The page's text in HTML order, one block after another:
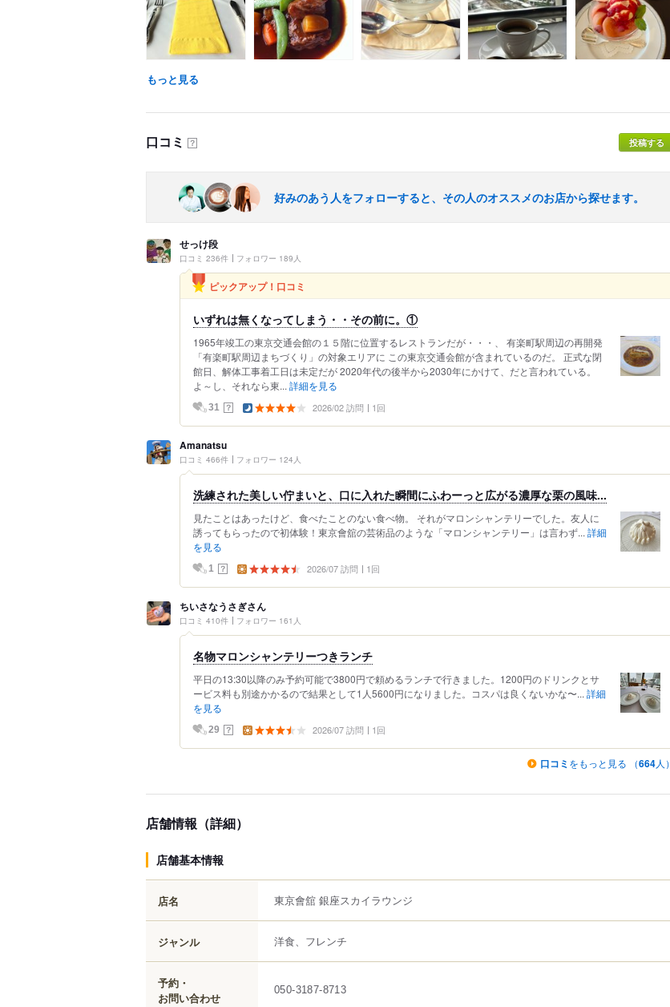
もっと見る
口コミ ？ 投稿する
好みのあう人をフォローすると、その人のオススメのお店から探せます。
せっけ段
口コミ 236件 フォロワー 189人
ピックアップ！口コミ
いずれは無くなってしまう・・その前に。①
1965年竣工の東京交通会館の１５階に位置するレストランだが・・・、 有楽町駅周辺の再開発
「有楽町駅周辺まちづくり」の対象エリアに この東京交通会館が含まれているのだ。 正式な閉
館日、解体工事着工日は未定だが 2020年代の後半から2030年にかけて、だと言われている。
よ～し、それなら東... 詳細を見る
31 ？ 2026/02 訪問 1回
Amanatsu
口コミ 466件 フォロワー 124人
洗練された美しい佇まいと、口に入れた瞬間にふわーっと広がる濃厚な栗の風味...
​見たことはあったけど、食べたことのない食べ物。 それがマロンシャンテリーでした。友人に
誘ってもらったので初体験！ ​東京會舘の芸術品のような「マロンシャンテリー」は言わず... 詳細
を見る
1 ？ 2026/07 訪問 1回
ちいさなうさぎさん
口コミ 410件 フォロワー 161人
名物マロンシャンテリーつきランチ
平日の13:30以降のみ予約可能で3800円で頼めるランチで行きました。1200円のドリンクとサ
ービス料も別途かかるので結果として1人5600円になりました。コスパは良くないかな〜... 詳細
を見る
29 ？ 2026/07 訪問 1回
口コミ をもっと見る （664人）
店舗情報（詳細）
店舗基本情報
店名 東京會舘 銀座スカイラウンジ
ジャンル 洋食、フレンチ
予約・
お問い合わせ
050-3187-8713